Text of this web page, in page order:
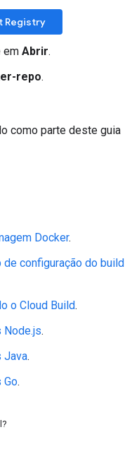
Registry
em Abrir.
repo.
como parte deste guia
Docker.
de configuração do build
o Cloud Build.
Node.js.
Java.
Go.